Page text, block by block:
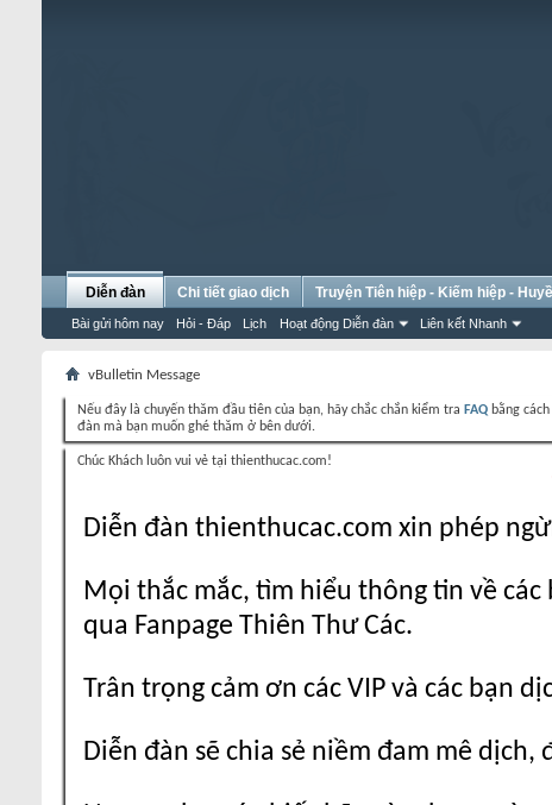
Diễn đàn
Bài gửi hôm nay Hỏi - Đáp Lịch Hoạt động Diễn đàn Liên kết Nhanh
Chi tiết giao dịch Truyện Tiên hiệp - Kiếm hiệp -
vBulletin Message
Nếu đây là chuyến thăm đầu tiên của bạn, hãy chắc chắn kiểm tra FAQ bằng
đàn mà bạn muốn ghé thăm ở bên dưới.
Chúc Khách luôn vui vẻ tại thienthucac.com!
Diễn đàn thienthucac.com xin phép
Mọi thắc mắc, tìm hiểu thông tin về
qua Fanpage Thiên Thư Các.
Trân trọng cảm ơn các VIP và các bạn
Diễn đàn sẽ chia sẻ niềm đam mê